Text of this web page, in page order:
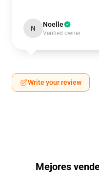
N Noelle
Verified owner
Write your review
Mejores